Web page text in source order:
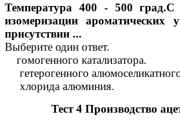
Температура 400 - 500 град.С
изомеризации ароматических
присутствии ...
Выберите один ответ.
гомогенного катализатора.
гетерогенного
хлорида алюминия.
Тест 4 Производство